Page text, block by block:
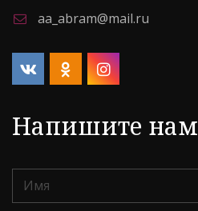
aa_abram@mail.ru
Напишите нам